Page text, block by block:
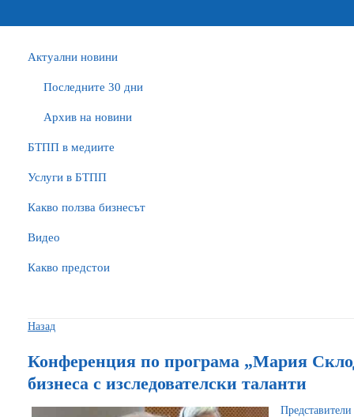
Актуални новини
Последните 30 дни
Архив на новини
БTПП в медиите
Услуги в БТПП
Какво ползва бизнесът
Видео
Какво предстои
Назад
Конференция по програма „Мария
бизнеса с изследователски таланти